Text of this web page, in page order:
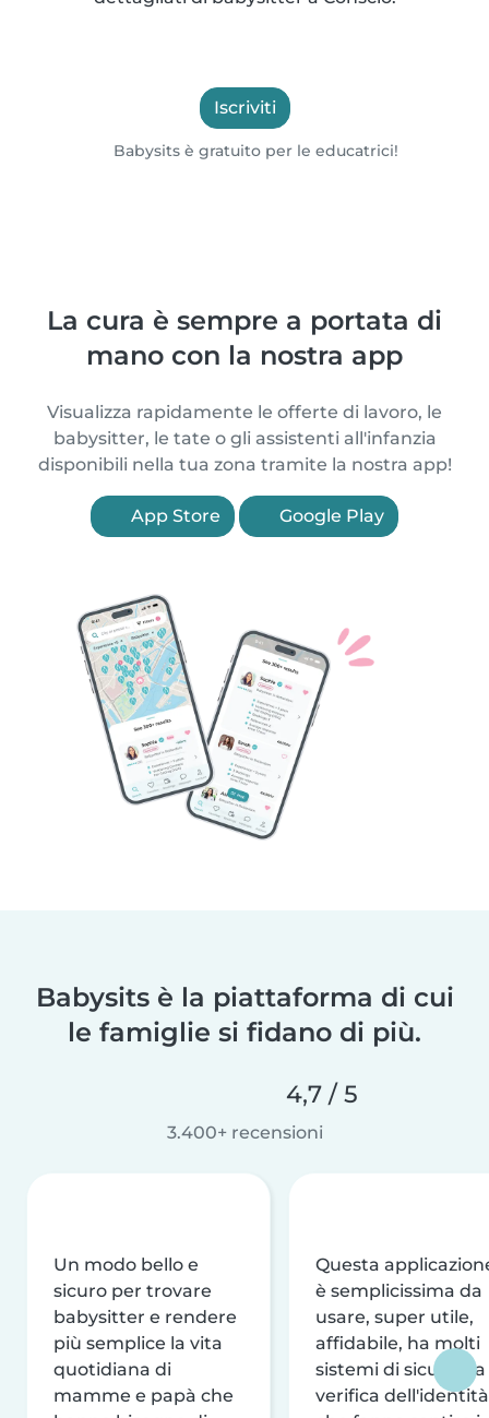
Iscriviti
Babysits è gratuito per le educatrici!
La cura è sempre a portata di
mano con la nostra app
Visualizza rapidamente le offerte di lavoro, le
babysitter, le tate o gli assistenti all'infanzia
disponibili nella tua zona tramite la nostra app!
App Store Google Play
Babysits è la piattaforma di cui
le famiglie si fidano di più.
4,7 / 5
3.400+ recensioni
Un modo bello e
sicuro per trovare
babysitter e rendere
più semplice la vita
quotidiana di
mamme e papà che
Questa
è semplicissima da
usare, super utile,
affidabile, ha molti
sistemi di sicurezza
verifica dell'identità